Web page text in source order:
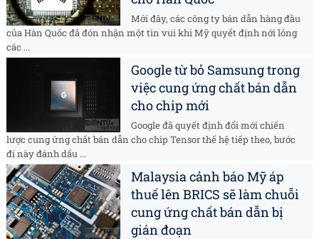
Mới đây, các công ty bán dẫn hàng đầu
của Hàn Quốc đã đón nhận một tin vui khi Mỹ quyết định nới lỏng
các ...
Google từ bỏ Samsung trong
việc cung ứng chất bán dẫn
cho chip mới
Google đã quyết định đổi mới chiến
lược cung ứng chất bán dẫn cho chip Tensor thế hệ tiếp theo, bước
đi này đánh dấu ...
Malaysia cảnh báo Mỹ áp
thuế lên BRICS sẽ làm chuỗi
cung ứng chất bán dẫn bị
gián đoạn